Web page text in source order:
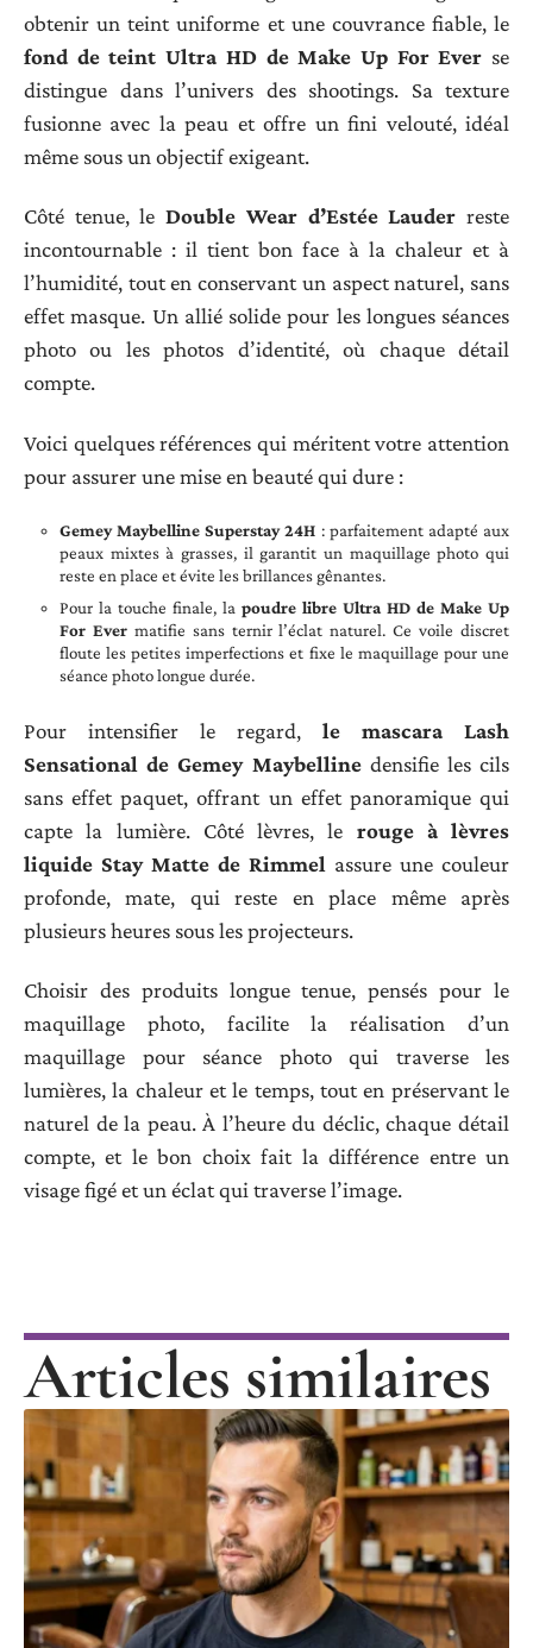
obtenir un teint uniforme et une couvrance fiable, le
fond de teint Ultra HD de Make Up For Ever se
distingue dans l’univers des shootings. Sa texture
fusionne avec la peau et offre un fini velouté, idéal
même sous un objectif exigeant.
Côté tenue, leDouble Wear d’Estée Lauder reste
incontournable : il tient bon face à la chaleur et à
l’humidité, tout en conservant un aspect naturel, sans
effet masque. Un allié solide pour les longues séances
photo ou les photos d’identité, où chaque détail
compte.
Voici quelques références qui méritent votre attention
pour assurer une mise en beauté qui dure :
Gemey Maybelline Superstay 24H : parfaitement adapté aux
peaux mixtes à grasses, il garantit un maquillage photo qui
reste en place et évite les brillances gênantes.
Pour la touche finale, la poudre libre Ultra HD de Make Up
For Evermatifie sans ternir l’éclat naturel. Ce voile discret
floute les petites imperfections et fixe le maquillage pour une
séance photo longue durée.
Pour intensifier le regard, le mascara Lash
Sensational de Gemey Maybellinedensifie les cils
sans effet paquet, offrant un effet panoramique qui
capte la lumière. Côté lèvres, le rouge à lèvres
liquide Stay Matte de Rimmel assure une couleur
profonde, mate, qui reste en place même après
plusieurs heures sous les projecteurs.
Choisir des produits longue tenue, pensés pour le
maquillage photo, facilite la réalisation d’un
maquillage pour séance photo qui traverse les
lumières, la chaleur et le temps, tout en préservant le
naturel de la peau. À l’heure du déclic, chaque détail
compte, et le bon choix fait la différence entre un
visage figé et un éclat qui traverse l’image.
Articles similaires